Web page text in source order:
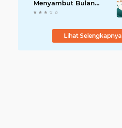
Menyambut Bulan
Suci Ramadhan 1446
Lihat Selengkapnya